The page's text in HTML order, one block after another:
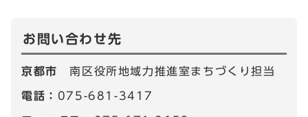
お問い合わせ先
京都市南区役所地域力推進室まちづくり担当
電話： 075-681-3417